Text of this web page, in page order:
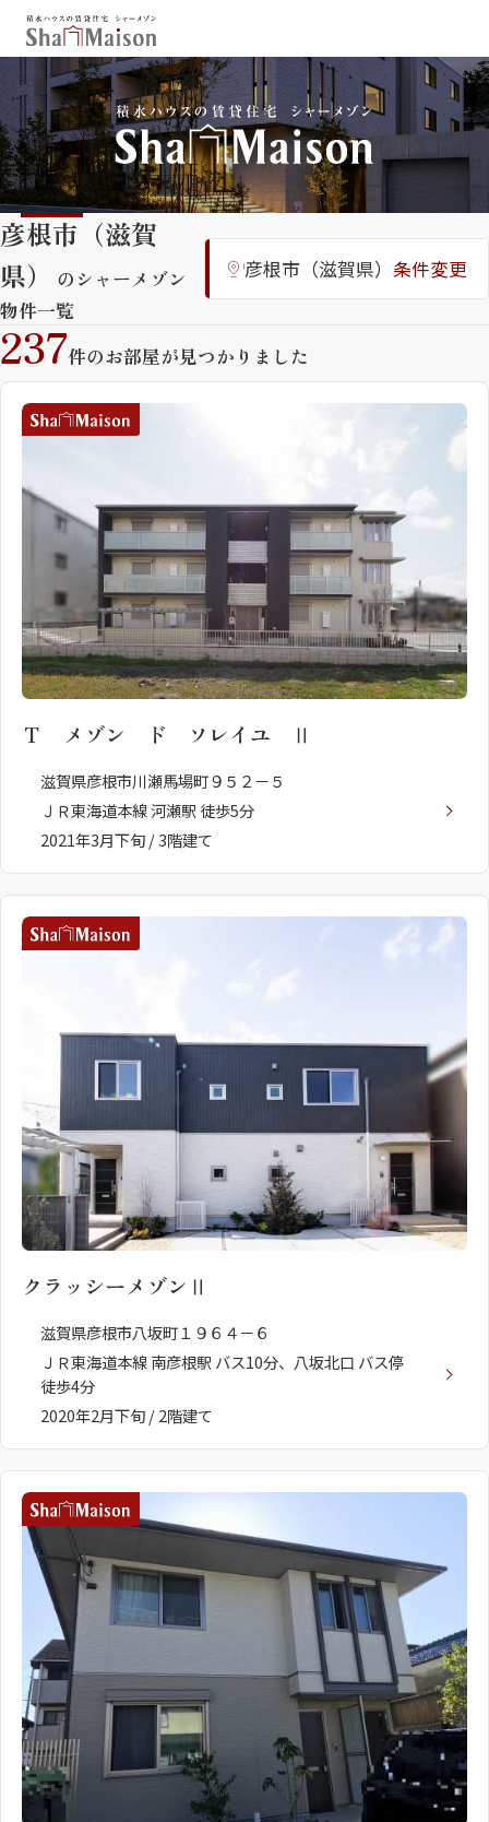
保存した条件
お気に入り
新着メール設定
最近見た物件
北海道
関東
中部
関西
中国・四国
九州
市区郡・路線・駅から探す
通勤・通学時間から探す
地図から探す
ン
ShaMaison STYLE
シャーメゾンショップを探す
らくらく内見
シャーメゾンライフサポート
自立型サービス付き・シニア向け
お問い合わせ・よくある質問
らくらくパートナー
シャーメゾンライフ GUARD
らくらくプラチナ
彦根市（滋賀
県）
のシャーメゾン
物件一覧
彦根市（滋賀県） 条件変更
237件のお部屋が見つかりました
Ｔ メゾン ド ソレイユ Ⅱ
滋賀県彦根市川瀬馬場町９５２－５
ＪＲ東海道本線 河瀬駅 徒歩5分
2021年3月下旬 / 3階建て
クラッシーメゾンⅡ
滋賀県彦根市八坂町１９６４－６
ＪＲ東海道本線 南彦根駅 バス10分、八坂北口 バス停
徒歩4分
2020年2月下旬 / 2階建て